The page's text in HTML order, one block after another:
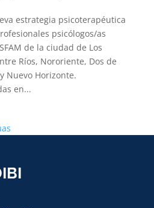
estrategia psicoterapéutica
psicólogos/as
de la ciudad de Los
Ríos, Nororiente, Dos de
Nuevo Horizonte.
en...